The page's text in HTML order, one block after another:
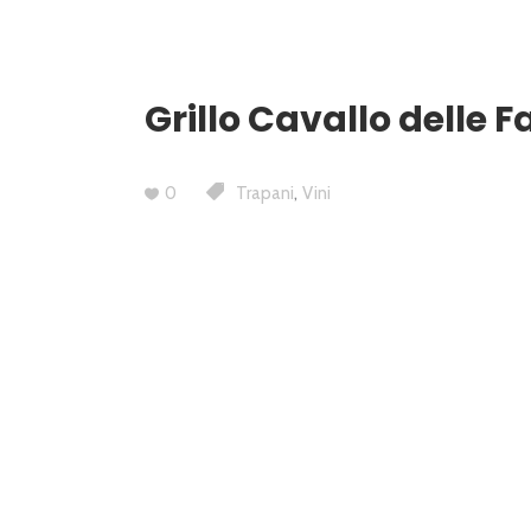
Grillo Cavallo delle
0 Trapani, Vini